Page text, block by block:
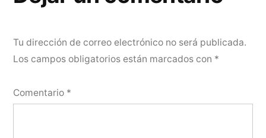
Tu dirección de correo electrónico no será publicada.
Los campos obligatorios están marcados con *
Comentario *